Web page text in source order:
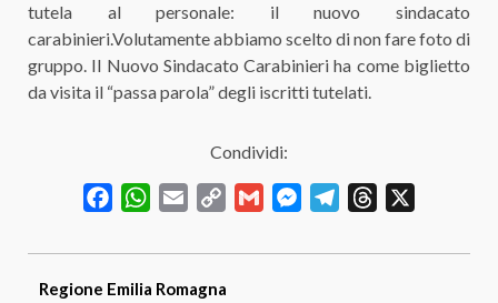
tutela al personale: il nuovo sindacato
carabinieri.Volutamente abbiamo scelto di non fare foto di
gruppo. Il Nuovo Sindacato Carabinieri ha come biglietto
da visita il “passa parola” degli iscritti tutelati.
Condividi:
FacebookWhatsApp
Email
Copy
Gmail MessengerTelegramThreads
Regione Emilia Romagna